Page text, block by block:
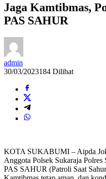
Jaga Kamtibmas,
PAS SAHUR
admin
30/03/2023184 Dilihat
KOTA SUKABUMI – Aipda
Anggota Polsek Sukaraja
PAS SAHUR (Patroli Saat